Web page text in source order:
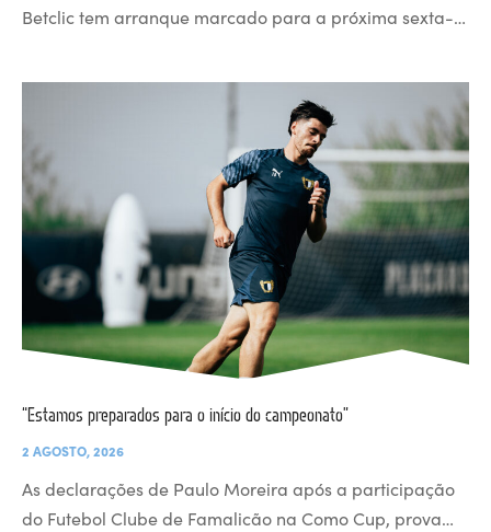
Betclic tem arranque marcado para a próxima sexta-…
“Estamos preparados para o início do campeonato”
2 AGOSTO, 2026
As declarações de Paulo Moreira após a participação
do Futebol Clube de Famalicão na Como Cup, prova…